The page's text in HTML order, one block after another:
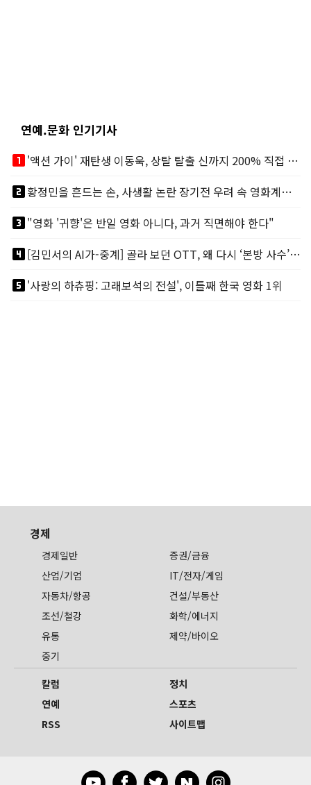
연예.문화 인기기사
looks_one
'액션 가이' 재탄생 이동욱, 상탈 탈출 신까지 200% 직접 소화
looks_two
황정민을 흔드는 손, 사생활 논란 장기전 우려 속 영화계도 리스크
looks_3"영화 '귀향'은 반일 영화 아니다, 과거 직면해야 한다"
looks_4
[김민서의 AI가-중계] 골라 보던 OTT, 왜 다시 ‘본방 사수’를 부르나
looks_5'사랑의 하츄핑: 고래보석의 전설', 이틀째 한국 영화 1위
경제
경제일반
증권/금융
산업/기업
IT/전자/게임
자동차/항공
건설/부동산
조선/철강
화학/에너지
유통
제약/바이오
중기
칼럼
정치
연예
스포츠
RSS
사이트맵